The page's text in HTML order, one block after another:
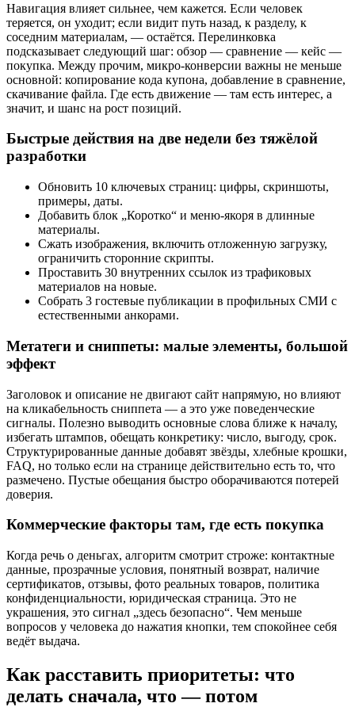
Навигация влияет сильнее, чем кажется. Если человек
теряется, он уходит; если видит путь назад, к разделу, к
соседним материалам, — остаётся. Перелинковка
подсказывает следующий шаг: обзор — сравнение — кейс —
покупка. Между прочим, микро‑конверсии важны не меньше
основной: копирование кода купона, добавление в сравнение,
скачивание файла. Где есть движение — там есть интерес, а
значит, и шанс на рост позиций.
Быстрые действия на две недели без тяжёлой
разработки
Обновить 10 ключевых страниц: цифры, скриншоты,
примеры, даты.
Добавить блок „Коротко“ и меню‑якоря в длинные
материалы.
Сжать изображения, включить отложенную загрузку,
ограничить сторонние скрипты.
Проставить 30 внутренних ссылок из трафиковых
материалов на новые.
Собрать 3 гостевые публикации в профильных СМИ с
естественными анкорами.
Метатеги и сниппеты: малые элементы, большой
эффект
Заголовок и описание не двигают сайт напрямую, но влияют
на кликабельность сниппета — а это уже поведенческие
сигналы. Полезно выводить основные слова ближе к началу,
избегать штампов, обещать конкретику: число, выгоду, срок.
Структурированные данные добавят звёзды, хлебные крошки,
FAQ, но только если на странице действительно есть то, что
размечено. Пустые обещания быстро оборачиваются потерей
доверия.
Коммерческие факторы там, где есть покупка
Когда речь о деньгах, алгоритм смотрит строже: контактные
данные, прозрачные условия, понятный возврат, наличие
сертификатов, отзывы, фото реальных товаров, политика
конфиденциальности, юридическая страница. Это не
украшения, это сигнал „здесь безопасно“. Чем меньше
вопросов у человека до нажатия кнопки, тем спокойнее себя
ведёт выдача.
Как расставить приоритеты: что
делать сначала, что — потом